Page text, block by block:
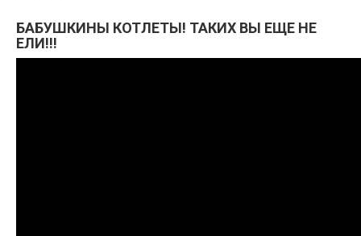
БАБУШКИНЫ КОТЛЕТЫ! ТАКИХ ВЫ ЕЩЕ НЕ
ЕЛИ!!!